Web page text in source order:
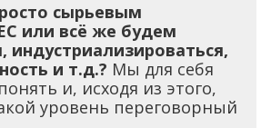
сырьевым
или всё же будем
индустриализироваться,
и т.д.? Мы для себя
и, исходя из этого,
уровень переговорный